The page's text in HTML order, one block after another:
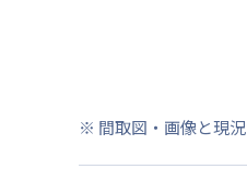
※ 間取図・画像と現況